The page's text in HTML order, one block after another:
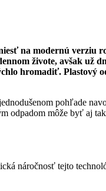
na modernú verziu
živote, avšak už
hromadiť. Plastový
pohľade
odpadom môže byť aj
náročnosť tejto